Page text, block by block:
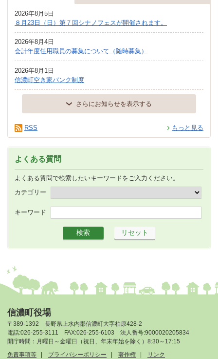
2026年8月5日
８月23日（日）第７回シナノフェスが開催されます。
2026年8月4日
会計年度任用職員の募集について（随時募集）
2026年8月1日
信濃町空き家バンク制度
さらにお知らせを表示する
もっと見る
RSS
よくある質問
よくある質問で検索したいキーワードをご入力ください。
カテゴリー
キーワード
信濃町役場
〒389-1392 長野県上水内郡信濃町大字柏原428-2
電話:026-255-3111 FAX:026-255-6103 法人番号:9000020205834
開庁時間：月曜日～金曜日（祝日、年末年始を除く）8:30～17:15
免責事項等
プライバシーポリシー 著作権 リンク